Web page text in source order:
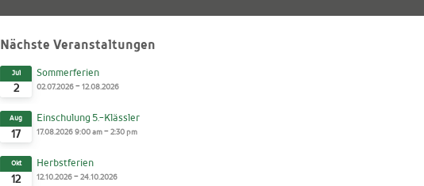
Nächste Veranstaltungen
2
Jul Sommerferien
02.07.2026-12.08.2026
17
Aug Einschulung 5.-Klässler
17.08.20269:00 am-2:30 pm
12
Okt Herbstferien
12.10.2026-24.10.2026